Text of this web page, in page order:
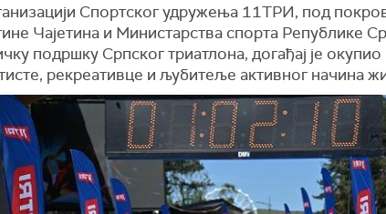
Спортског удружења 11ТРИ, под
Чајетина и Министарства спорта Републике
подршку Српског триатлона, догађај је окупио
рекреативце и љубитеље активног начина